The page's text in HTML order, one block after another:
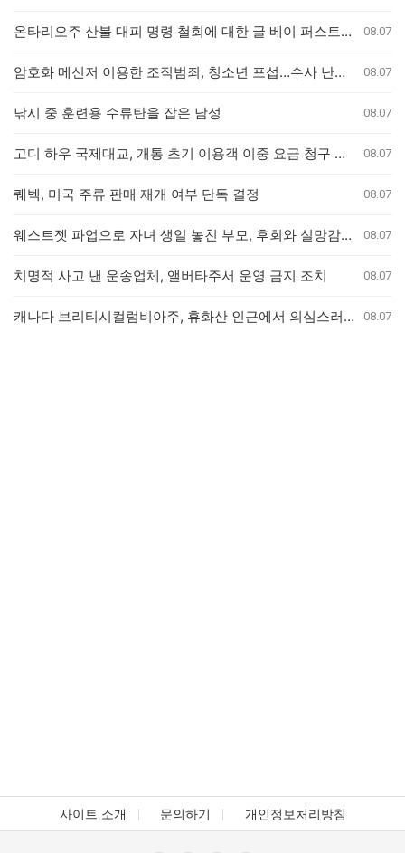
온타리오주 산불 대피 명령 철회에 대한 굴 베이 퍼스트 네이션의 강력 반발 08.07
암호화 메신저 이용한 조직범죄, 청소년 포섭…수사 난항 예고 08.07
낚시 중 훈련용 수류탄을 잡은 남성 08.07
고디 하우 국제대교, 개통 초기 이용객 이중 요금 청구 의혹 제기 08.07
퀘벡, 미국 주류 판매 재개 여부 단독 결정 08.07
웨스트젯 파업으로 자녀 생일 놓친 부모, 후회와 실망감 호소 08.07
치명적 사고 낸 운송업체, 앨버타주서 운영 금지 조치 08.07
캐나다 브리티시컬럼비아주, 휴화산 인근에서 의심스러운 산불 잇따라 발생 08.07
사이트 소개 문의하기 개인정보처리방침